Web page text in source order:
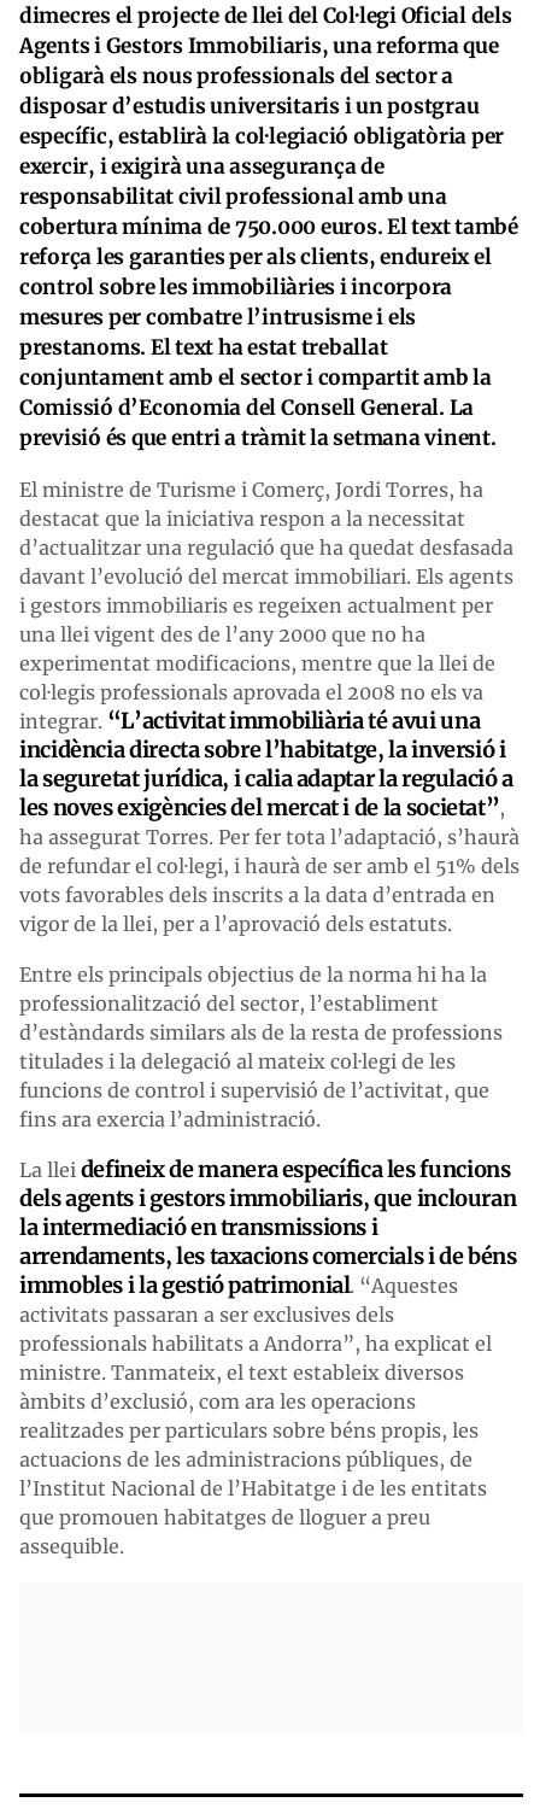
dimecres el projecte de llei del Col·legi Oficial dels
Agents i Gestors Immobiliaris, una reforma que
obligarà els nous professionals del sector a
disposar d’estudis universitaris i un postgrau
específic, establirà la col·legiació obligatòria per
exercir, i exigirà una assegurança de
responsabilitat civil professional amb una
cobertura mínima de 750.000 euros. El text també
reforça les garanties per als clients, endureix el
control sobre les immobiliàries i incorpora
mesures per combatre l’intrusisme i els
prestanoms. El text ha estat treballat
conjuntament amb el sector i compartit amb la
Comissió d’Economia del Consell General. La
previsió és que entri a tràmit la setmana vinent.
El ministre de Turisme i Comerç, Jordi Torres, ha
destacat que la iniciativa respon a la necessitat
d’actualitzar una regulació que ha quedat desfasada
davant l’evolució del mercat immobiliari. Els agents
i gestors immobiliaris es regeixen actualment per
una llei vigent des de l’any 2000 que no ha
experimentat modificacions, mentre que la llei de
col·legis professionals aprovada el 2008 no els va
integrar. “L’activitat immobiliària té avui una
incidència directa sobre l’habitatge, la inversió i
la seguretat jurídica, i calia adaptar la regulació a
les noves exigències del mercat i de la societat”,
ha assegurat Torres. Per fer tota l’adaptació, s’haurà
de refundar el col·legi, i haurà de ser amb el 51% dels
vots favorables dels inscrits a la data d’entrada en
vigor de la llei, per a l’aprovació dels estatuts.
Entre els principals objectius de la norma hi ha la
professionalització del sector, l’establiment
d’estàndards similars als de la resta de professions
titulades i la delegació al mateix col·legi de les
funcions de control i supervisió de l’activitat, que
fins ara exercia l’administració.
La llei defineix de manera específica les funcions
dels agents i gestors immobiliaris, que inclouran
la intermediació en transmissions i
arrendaments, les taxacions comercials i de béns
immobles i la gestió patrimonial. “Aquestes
activitats passaran a ser exclusives dels
professionals habilitats a Andorra”, ha explicat el
ministre. Tanmateix, el text estableix diversos
àmbits d’exclusió, com ara les operacions
realitzades per particulars sobre béns propis, les
actuacions de les administracions públiques, de
l’Institut Nacional de l’Habitatge i de les entitats
que promouen habitatges de lloguer a preu
assequible.